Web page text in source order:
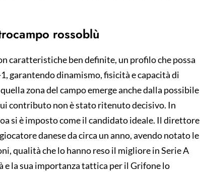
rossoblù
caratteristiche ben definite, un profilo che possa
garantendo dinamismo, fisicità e capacità di
zona del campo emerge anche dalla possibile
contributo non è stato ritenuto decisivo. In
si è imposto come il candidato ideale. Il direttore
danese da circa un anno, avendo notato le
qualità che lo hanno reso il migliore in Serie A
e la sua importanza tattica per il Grifone lo